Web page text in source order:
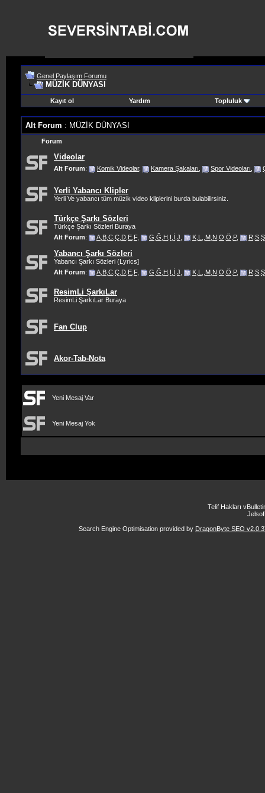
Genel Paylaşım Forumu
MÜZİK DÜNYASI
Kayıt ol Yardım Topluluk
Alt Forum : MÜZİK DÜNYASI
Forum
Videolar
Alt Forum: Komik Videolar, Kamera Şakaları Spor Videoları
Yerli Yabancı Klipler
Yerli Ve yabancı tüm müzik video kliplerini burda bulabilirsiniz.
Türkçe Şarkı Sözleri
Türkçe Şarkı Sözleri Buraya
Alt Forum: A,B,C,Ç,D,E,F, G,Ğ,H,I,İ,J K,L,,M,N,O,Ö,P,
Yabancı Şarkı Sözleri
Yabancı Şarkı Sözleri (Lyrics]
Alt Forum: A,B,C,Ç,D,E,F, G,Ğ,H,I,İ,J K,L,,M,N,O,Ö,P,
ResimLi ŞarkıLar
ResimLi ŞarkıLar Buraya
Fan Clup
Akor-Tab-Nota
Yeni Mesaj Var
Yeni Mesaj Yok
Telif Hakları
Search Engine Optimisation provided by DragonByte SEO